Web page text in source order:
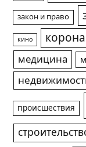
закон и право
кино
медицина
происшествия